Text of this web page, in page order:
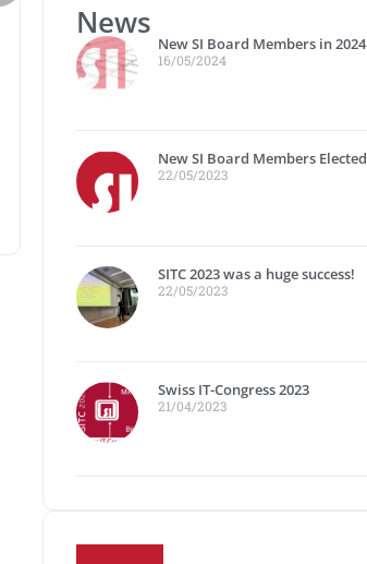
News
New SI Board Members in 2024
16/05/2024
New SI Board Members Elected
22/05/2023
SITC 2023 was a huge success!
22/05/2023
Swiss IT-Congress 2023
21/04/2023